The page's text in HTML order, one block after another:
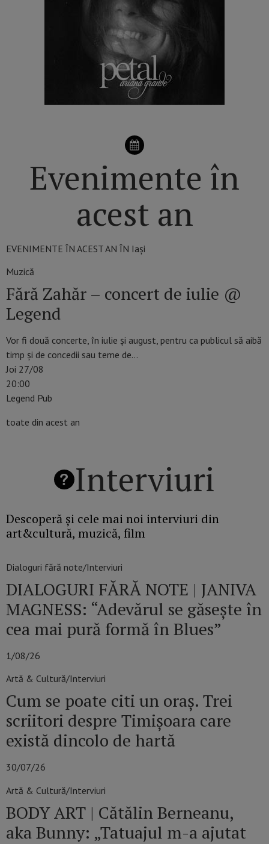
Evenimente în
acest an
EVENIMENTE ÎN ACEST AN ÎN Iași
Muzică
Fără Zahăr – concert de iulie @
Legend
Vor fi două concerte, în iulie şi august, pentru ca publicul să aibă
timp şi de concedii sau teme de…
Joi 27/08
20:00
Legend Pub
toate din acest an
Interviuri
Descoperă și cele mai noi interviuri din
art&cultură, muzică, film
Dialoguri fără note/Interviuri
DIALOGURI FĂRĂ NOTE | JANIVA
MAGNESS: “Adevărul se găseşte în
cea mai pură formă în Blues”
1/08/26
Artă & Cultură/Interviuri
Cum se poate citi un oraș. Trei
scriitori despre Timișoara care
există dincolo de hartă
30/07/26
Artă & Cultură/Interviuri
BODY ART | Cătălin Berneanu,
aka Bunny: „Tatuajul m-a ajutat